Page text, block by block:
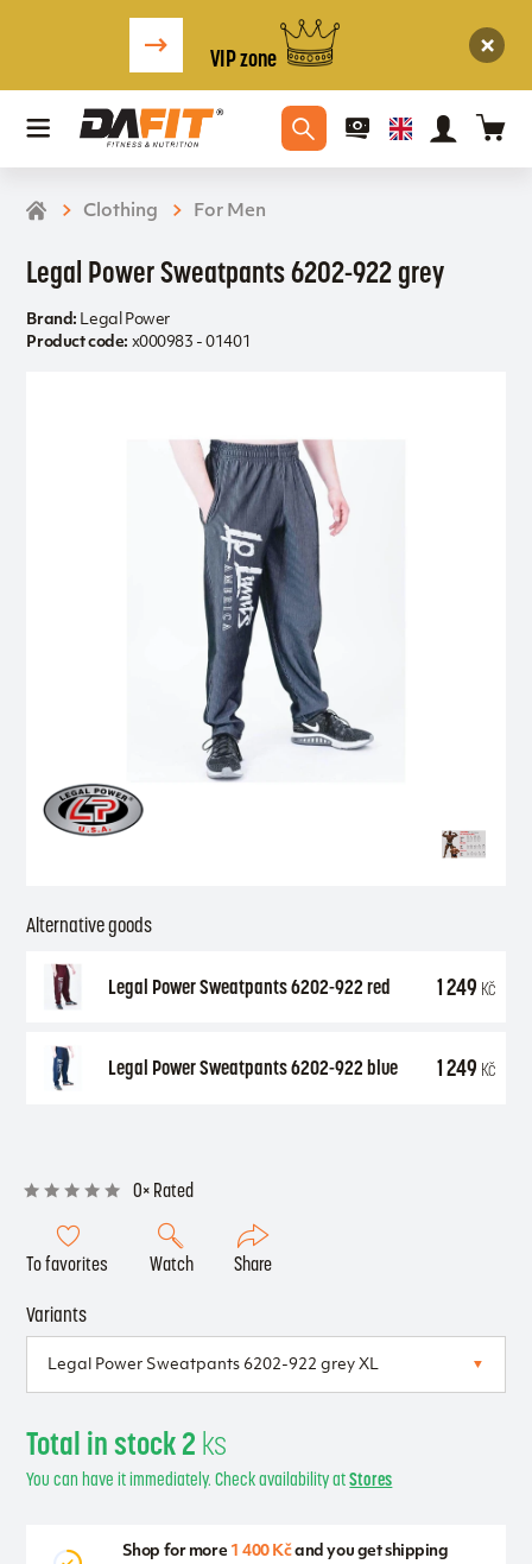
VIP zone
Clothing For Men
Alternative goods
Legal Power Sweatpants 6202-922 red 1 249 Kč
Legal Power Sweatpants 6202-922 blue 1 249 Kč
Legal Power Sweatpants 6202-922 grey
0× Rated
To favorites Watch Share
Brand: Legal Power
Product code: x000983 - 01401
Variants
Total in stock 2 ks
You can have it immediately. Check availability atStores
Shop for more 1 400 Kčand you get shipping